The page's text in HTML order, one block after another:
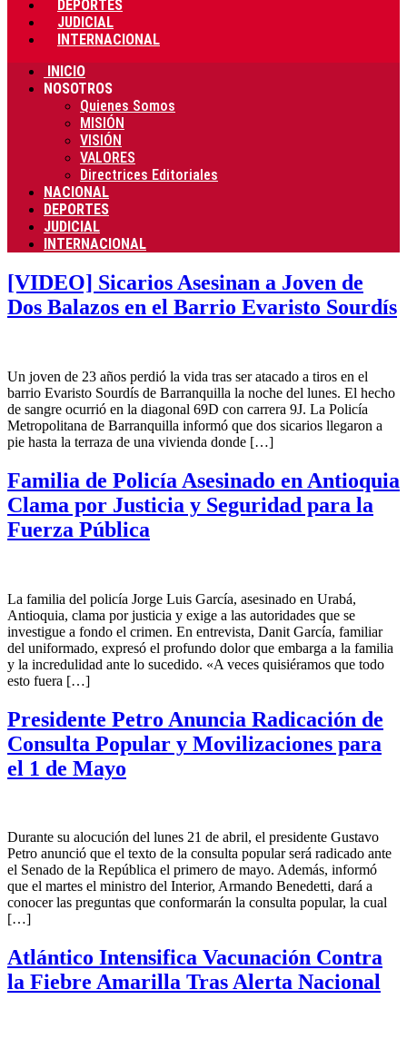
DEPORTES
JUDICIAL
INTERNACIONAL
INICIO
NOSOTROS
Quienes Somos
MISIÓN
VISIÓN
VALORES
Directrices Editoriales
NACIONAL
DEPORTES
JUDICIAL
INTERNACIONAL
[VIDEO] Sicarios Asesinan a Joven de
Dos Balazos en el Barrio Evaristo Sourdís
Un joven de 23 años perdió la vida tras ser atacado a tiros en el
barrio Evaristo Sourdís de Barranquilla la noche del lunes. El hecho
de sangre ocurrió en la diagonal 69D con carrera 9J. La Policía
Metropolitana de Barranquilla informó que dos sicarios llegaron a
pie hasta la terraza de una vivienda donde […]
Familia de Policía Asesinado en Antioquia
Clama por Justicia y Seguridad para la
Fuerza Pública
La familia del policía Jorge Luis García, asesinado en Urabá,
Antioquia, clama por justicia y exige a las autoridades que se
investigue a fondo el crimen. En entrevista, Danit García, familiar
del uniformado, expresó el profundo dolor que embarga a la familia
y la incredulidad ante lo sucedido. «A veces quisiéramos que todo
esto fuera […]
Presidente Petro Anuncia Radicación de
Consulta Popular y Movilizaciones para
el 1 de Mayo
Durante su alocución del lunes 21 de abril, el presidente Gustavo
Petro anunció que el texto de la consulta popular será radicado ante
el Senado de la República el primero de mayo. Además, informó
que el martes el ministro del Interior, Armando Benedetti, dará a
conocer las preguntas que conformarán la consulta popular, la cual
[…]
Atlántico Intensifica Vacunación Contra
la Fiebre Amarilla Tras Alerta Nacional